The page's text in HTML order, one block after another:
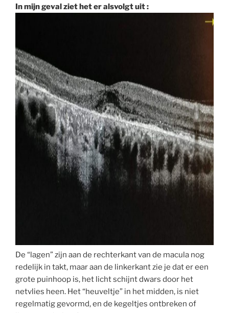
In mijn geval ziet het er alsvolgt uit :
De “lagen” zijn aan de rechterkant van de macula nog
redelijk in takt, maar aan de linkerkant zie je dat er een
grote puinhoop is, het licht schijnt dwars door het
netvlies heen. Het “heuveltje” in het midden, is niet
regelmatig gevormd, en de kegeltjes ontbreken of